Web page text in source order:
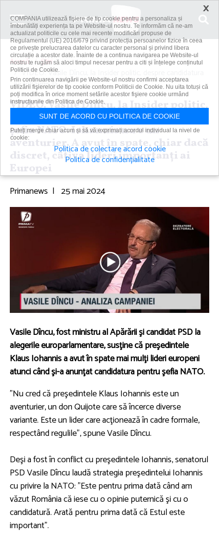
Acasă
Știri
VIDEO. Vasile Dîncu, la Insider politic, despre candidatura
lui Iohannis la...
VIDEO. Vasile Dîncu, la Insider politic,
despre candidatura lui Iohannis la
şefia NATO: Iohannis nu e un
aventurier. A avut în spate, chiar dacă
discret, câţiva lideri importanţi ai
Europei
Primanews | 25 mai 2024
Vasile Dîncu, fost ministru al Apărării şi candidat PSD la
alegerile europarlamentare, susţine că preşedintele
Klaus Iohannis a avut în spate mai mulţi lideri europeni
atunci când şi-a anunţat candidatura pentru şefia NATO.
”Nu cred că preşedintele Klaus Iohannis este un
aventurier, un don Quijote care să încerce diverse
variante. Este un lider care acţionează în cadre formale,
respectând regulile”, spune Vasile Dîncu.
Deşi a fost în conflict cu preşedintele Iohannis, senatorul
PSD Vasile Dîncu laudă strategia preşedintelui Iohannis
cu privire la NATO: ”Este pentru prima dată când am
văzut România că iese cu o opinie puternică şi cu o
candidatură. Arată pentru prima dată că Estul este
important”.
×
COMPANIA utilizează fişiere de tip cookie pentru a personaliza și
îmbunătăți experiența ta pe Website-ul nostru. Te informăm că ne-am
actualizat politicile cu cele mai recente modificări propuse de
Regulamentul (UE) 2016/679 privind protecția persoanelor fizice în ceea
ce privește prelucrarea datelor cu caracter personal și privind libera
circulație a acestor date. Înainte de a continua navigarea pe Website-ul
nostru te rugăm să aloci timpul necesar pentru a citi și înțelege conținutul
Politicii de Cookie.
Prin continuarea navigării pe Website-ul nostru confirmi acceptarea
utilizării fişierelor de tip cookie conform Politicii de Cookie. Nu uita totuși că
poți modifica în orice moment setările acestor fişiere cookie urmând
instrucțiunile din Politica de Cookie.
SUNT DE ACORD CU POLITICA DE COOKIE
Puteți merge chiar acum și să vă exprimați acordul individual la nivel de
cookie:
Politica de colectare acord cookie
Politica de confidențialitate